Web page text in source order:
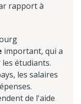
rapport à
important, qui a
étudiants.
les salaires
de l'aide